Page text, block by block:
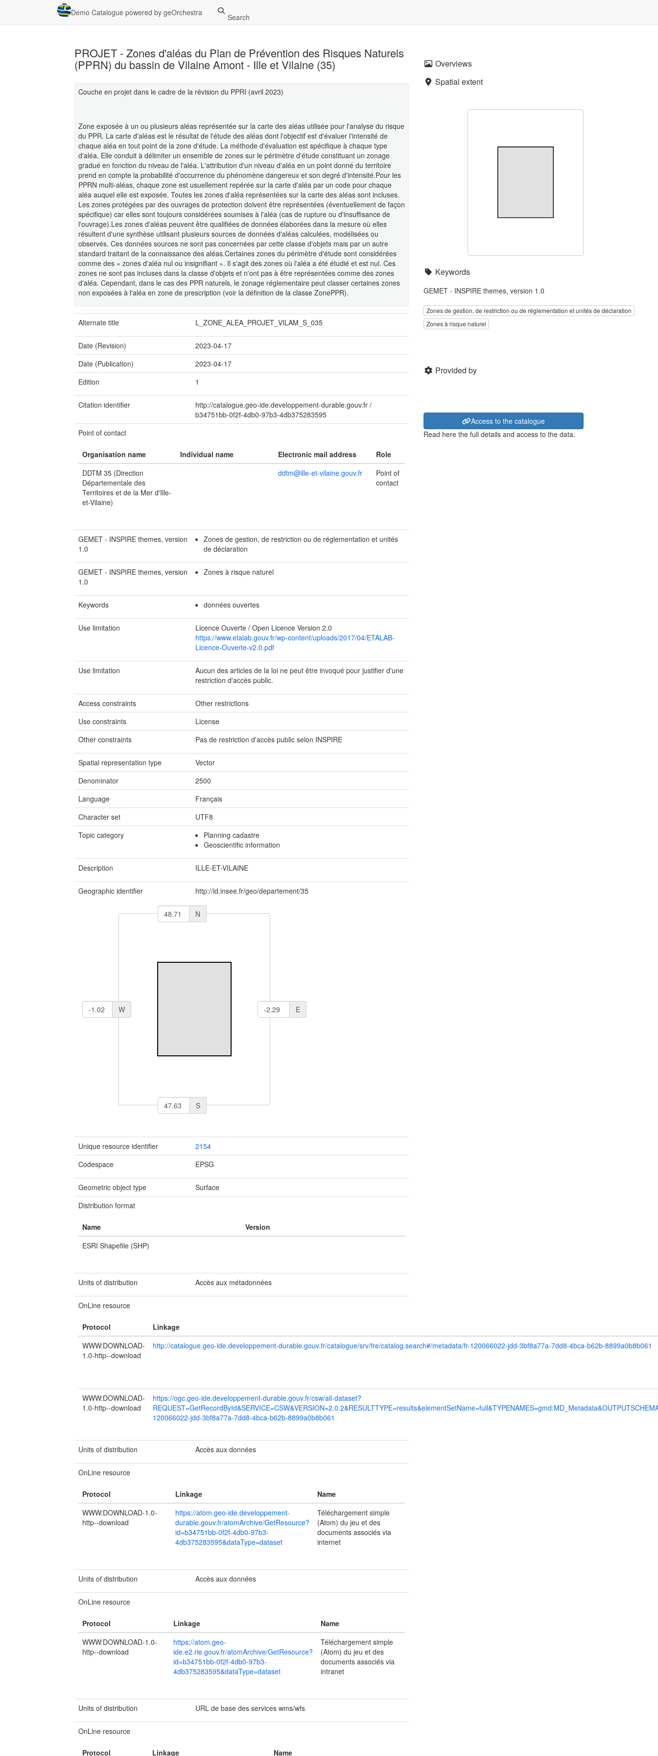
Demo Catalogue powered by geOrchestra Search
PROJET - Zones d'aléas du Plan de Prévention des Risques Naturels
(PPRN) du bassin de Vilaine Amont - Ille et Vilaine (35)
Couche en projet dans le cadre de la révision du PPRI (avril 2023)
Zone exposée à un ou plusieurs aléas représentée sur la carte des aléas utilisée pour l'analyse du risque
du PPR. La carte d'aléas est le résultat de l'étude des aléas dont l'objectif est d'évaluer l'intensité de
chaque aléa en tout point de la zone d'étude. La méthode d'évaluation est spécifique à chaque type
d'aléa. Elle conduit à délimiter un ensemble de zones sur le périmètre d'étude constituant un zonage
gradué en fonction du niveau de l'aléa. L'attribution d'un niveau d'aléa en un point donné du territoire
prend en compte la probabilité d'occurrence du phénomène dangereux et son degré d'intensité.Pour les
PPRN multi-aléas, chaque zone est usuellement repérée sur la carte d'aléa par un code pour chaque
aléa auquel elle est exposée. Toutes les zones d'aléa représentées sur la carte des aléas sont incluses.
Les zones protégées par des ouvrages de protection doivent être représentées (éventuellement de façon
spécifique) car elles sont toujours considérées soumises à l'aléa (cas de rupture ou d'insuffisance de
l'ouvrage).Les zones d'aléas peuvent être qualifiées de données élaborées dans la mesure où elles
résultent d'une synthèse utilisant plusieurs sources de données d'aléas calculées, modélisées ou
observés. Ces données sources ne sont pas concernées par cette classe d'objets mais par un autre
standard traitant de la connaissance des aléas.Certaines zones du périmètre d'étude sont considérées
comme des « zones d'aléa nul ou insignifiant ». Il s'agit des zones où l'aléa a été étudié et est nul. Ces
zones ne sont pas incluses dans la classe d'objets et n'ont pas à être représentées comme des zones
d'aléa. Cependant, dans le cas des PPR naturels, le zonage réglementaire peut classer certaines zones
non exposées à l'aléa en zone de prescription (voir la définition de la classe ZonePPR).
Alternate title L_ZONE_ALEA_PROJET_VILAM_S_035
Date (Revision)
2023-04-17
Date (Publication)
2023-04-17
Edition
1
Citation identifier http://catalogue.geo-ide.developpement-durable.gouv.fr /
b34751bb-0f2f-4db0-97b3-4db375283595
Point of contact
Organisation name Individual name Electronic mail address
Role
DDTM 35 (Direction
Départementale des
Territoires et de la Mer d'Ille-
et-Vilaine)
ddtm@ille-et-vilaine.gouv.fr
Point of
contact
GEMET - INSPIRE themes, version
1.0
Zones de gestion, de restriction ou de réglementation et unités
de déclaration
GEMET - INSPIRE themes, version
1.0
Zones à risque naturel
Keywords données ouvertes
Use limitation
Licence Ouverte / Open Licence Version 2.0
https://www.etalab.gouv.fr/wp-content/uploads/2017/04/ETALAB-
Licence-Ouverte-v2.0.pdf
Use limitation
Aucun des articles de la loi ne peut être invoqué pour justifier d'une
restriction d'accès public.
Access constraints
Other restrictions
Use constraints
License
Other constraints
Pas de restriction d'accès public selon INSPIRE
Spatial representation type
Vector
Denominator
2500
Language
Français
Character set
UTF8
Topic category
Planning cadastre
Geoscientific information
Description ILLE-ET-VILAINE
Geographic identifier http://id.insee.fr/geo/departement/35
N
S
E
W
Unique resource identifier
2154
Codespace
EPSG
Geometric object type
Surface
Distribution format
Name
Version
ESRI Shapefile (SHP)
Units of distribution Accès aux métadonnées
OnLine resource
Protocol
Linkage
WWW:DOWNLOAD-
1.0-http--download
http://catalogue.geo-ide.developpement-durable.gouv.fr/catalogue/srv/fre/catalog.search#/metadata/fr-120066022-jdd-3bf8a77a-7dd8-4bca-b62b-8899a0b8b061
WWW:DOWNLOAD-
1.0-http--download
https://ogc.geo-ide.developpement-durable.gouv.fr/csw/all-dataset?
120066022-jdd-3bf8a77a-7dd8-4bca-b62b-8899a0b8b061
Units of distribution Accès aux données
OnLine resource
Protocol Linkage
Name
WWW:DOWNLOAD-1.0-
http--download
https://atom.geo-ide.developpement-
durable.gouv.fr/atomArchive/GetResource?
id=b34751bb-0f2f-4db0-97b3-
4db375283595&dataType=dataset
Téléchargement simple
(Atom) du jeu et des
documents associés via
internet
Units of distribution Accès aux données
OnLine resource
Protocol Linkage
Name
WWW:DOWNLOAD-1.0-
http--download
https://atom.geo-
ide.e2.rie.gouv.fr/atomArchive/GetResource?
id=b34751bb-0f2f-4db0-97b3-
4db375283595&dataType=dataset
Téléchargement simple
(Atom) du jeu et des
documents associés via
intranet
Units of distribution URL de base des services wms/wfs
OnLine resource
Protocol Linkage Name
Overviews
Spatial extent
Keywords
GEMET - INSPIRE themes, version 1.0
Zones de gestion, de restriction ou de réglementation et unités de déclaration
Zones à risque naturel
Provided by
Access to the catalogue
Read here the full details and access to the data.